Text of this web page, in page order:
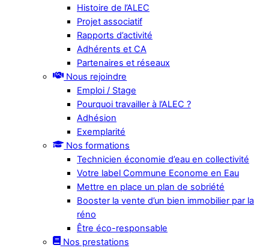
Histoire de l’ALEC
Projet associatif
Rapports d’activité
Adhérents et CA
Partenaires et réseaux
Nous rejoindre
Emploi / Stage
Pourquoi travailler à l’ALEC ?
Adhésion
Exemplarité
Nos formations
Technicien économie d’eau en collectivité
Votre label Commune Econome en Eau
Mettre en place un plan de sobriété
Booster la vente d’un bien immobilier par la
réno
Être éco-responsable
Nos prestations